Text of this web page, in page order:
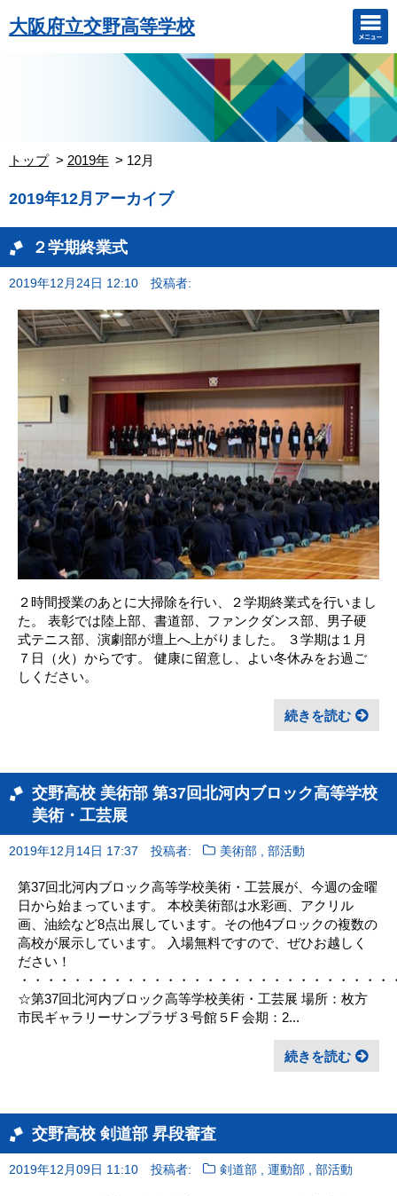
大阪府立交野高等学校
トップ 2019年 12月
2019年12月アーカイブ
２学期終業式
2019年12月24日 12:10 投稿者:
２時間授業のあとに大掃除を行い、２学期終業式を行いまし
た。 表彰では陸上部、書道部、ファンクダンス部、男子硬
式テニス部、演劇部が壇上へ上がりました。 ３学期は１月
７日（火）からです。 健康に留意し、よい冬休みをお過ご
しください。
続きを読む
交野高校 美術部 第37回北河内ブロック高等学校
美術・工芸展
2019年12月14日 17:37 投稿者: 美術部 ,部活動
第37回北河内ブロック高等学校美術・工芸展が、今週の金曜
日から始まっています。 本校美術部は水彩画、アクリル
画、油絵など8点出展しています。その他4ブロックの複数の
高校が展示しています。 入場無料ですので、ぜひお越しく
ださい！
・・・・・・・・・・・・・・・・・・・・・・・・・・・・
☆第37回北河内ブロック高等学校美術・工芸展 場所：枚方
市民ギャラリーサンプラザ３号館５F 会期：2...
続きを読む
交野高校 剣道部 昇段審査
2019年12月09日 11:10 投稿者: 剣道部 ,運動部 ,部活動